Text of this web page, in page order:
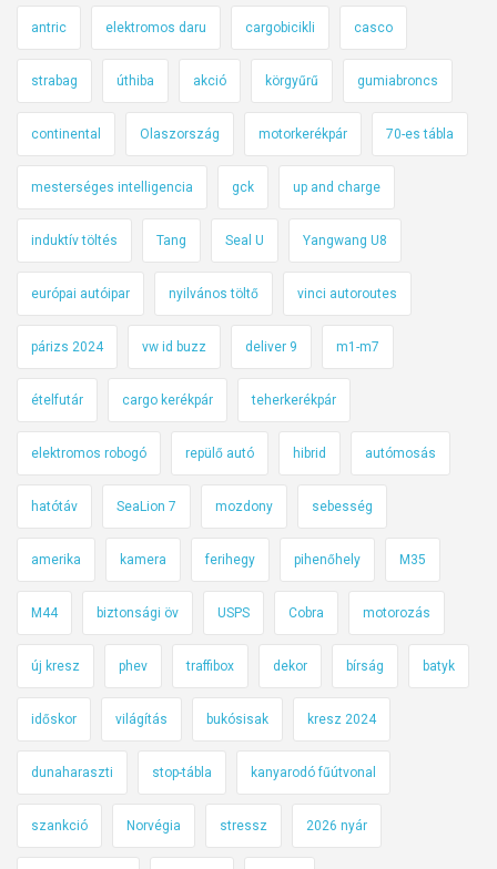
antric elektromos daru cargobicikli casco
strabag úthiba akció körgyűrű gumiabroncs
continental Olaszország motorkerékpár 70-es tábla
mesterséges intelligencia gck up and charge
induktív töltés Tang Seal U Yangwang U8
európai autóipar nyilvános töltő vinci autoroutes
párizs 2024 vw id buzz deliver 9 m1-m7
ételfutár cargo kerékpár teherkerékpár
elektromos robogó repülő autó hibrid autómosás
hatótáv SeaLion 7 mozdony sebesség
amerika kamera ferihegy pihenőhely M35
M44 biztonsági öv USPS Cobra motorozás
új kresz phev traffibox dekor bírság batyk
időskor világítás bukósisak kresz 2024
dunaharaszti stop-tábla kanyarodó fűútvonal
szankció Norvégia stressz 2026 nyár